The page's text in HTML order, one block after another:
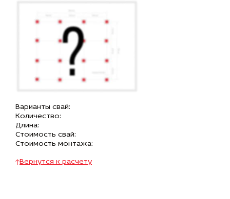
Варианты свай:
Количество:
Длина:
Стоимость свай:
Стоимость монтажа:
Вернутся к расчету